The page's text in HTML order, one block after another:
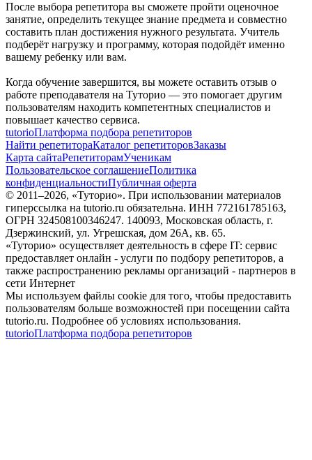
После выбора репетитора вы сможете пройти оценочное
занятие, определить текущее знание предмета и совместно
составить план достижения нужного результата. Учитель
подберёт нагрузку и программу, которая подойдёт именно
вашему ребенку или вам.
Когда обучение завершится, вы можете оставить отзыв о
работе преподавателя на Туторио — это помогает другим
пользователям находить компетентных специалистов и
повышает качество сервиса.
tutorioПлатформа подбора репетиторов
Найти репетитораКаталог репетиторовЗаказы
Карта сайтаРепетиторамУченикам
Пользовательское соглашениеПолитика
конфиденциальностиПубличная оферта
© 2011–2026, «Туторио». При использовании материалов
гиперссылка на tutorio.ru обязательна. ИНН 772161785163,
ОГРН 324508100346247. 140093, Московская область, г.
Дзержинский, ул. Угрешская, дом 26А, кв. 65.
«Туторио» осуществляет деятельность в сфере IT: сервис
предоставляет онлайн - услуги по подбору репетиторов, а
также распространению рекламы организаций - партнеров в
сети Интернет
Мы используем файлы cookie для того, чтобы предоставить
пользователям больше возможностей при посещении сайта
tutorio.ru. Подробнее об условиях использования.
tutorioПлатформа подбора репетиторов